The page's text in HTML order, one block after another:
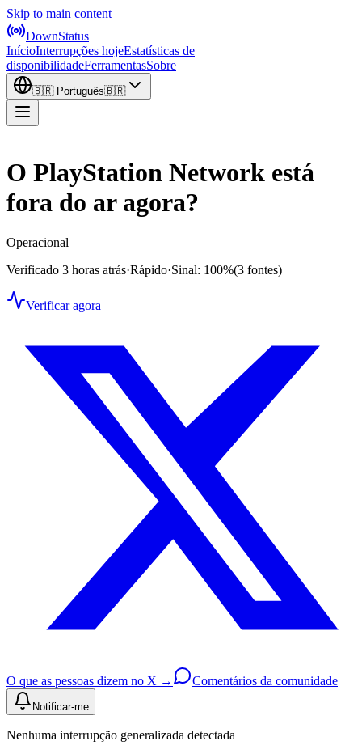
Skip to main content
DownStatus
InícioInterrupções hojeEstatísticas de
disponibilidadeFerramentasSobre
🇧🇷 Português🇧🇷
O PlayStation Network está
fora do ar agora?
Operacional
Verificado 3 horas atrás·Rápido·Sinal: 100%(3 fontes)
Verificar agora
O que as pessoas dizem no X → Comentários da comunidade
Notificar-me
Nenhuma interrupção generalizada detectada